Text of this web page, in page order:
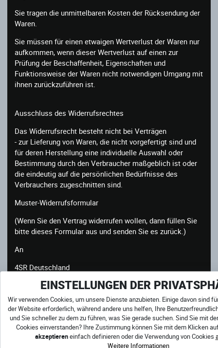
EINSTELLUNGEN DER
Wir verwenden Cookies, um unsere Dienste anzubieten. Einige davon sind
der Website erforderlich, während andere uns helfen, Ihre
und Sie schneller zu dem zu führen, was Sie gerade suchen. Sind Sie mit
Cookies einverstanden? Ihre Zustimmung können Sie mit dem Klicken
akzeptiereneinfach definieren oder die Verwendung von Cookies
Weitere Informationen
Sie tragen die unmittelbaren Kosten der Rücksendung der
Waren.
Sie müssen für einen etwaigen Wertverlust der Waren nur
aufkommen, wenn dieser Wertverlust auf einen zur
Prüfung der Beschaffenheit, Eigenschaften und
Funktionsweise der Waren nicht notwendigen Umgang mit
ihnen zurückzuführen ist.
Ausschluss des Widerrufsrechtes
Das Widerrufsrecht besteht nicht bei Verträgen
- zur Lieferung von Waren, die nicht vorgefertigt sind und
für deren Herstellung eine individuelle Auswahl oder
Bestimmung durch den Verbraucher maßgeblich ist oder
die eindeutig auf die persönlichen Bedürfnisse des
Verbrauchers zugeschnitten sind.
Muster-Widerrufsformular
(Wenn Sie den Vertrag widerrufen wollen, dann füllen Sie
bitte dieses Formular aus und senden Sie es zurück.)
An
4SR Deutschland
Hiermit widerrufe(n) ich/wir (*) den von mir/uns (*)
abgeschlossenen Vertrag über den Kauf der folgenden
Waren (*) / die Erbringung der folgenden Dienstleistung (*)
_______________________________________________
_______________________________________________